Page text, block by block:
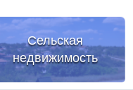
Сельская
недвижимость